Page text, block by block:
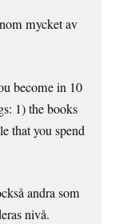
mycket av
become in 10
1) the books
that you spend
andra som
nivå.